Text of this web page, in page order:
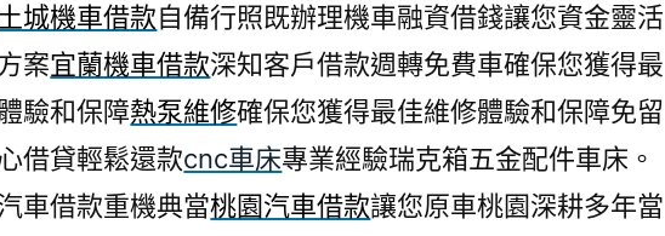
土城機車借款自備行照既辦理機車融資借錢讓您資金靈活
案宜蘭機車借款深知客戶借款週轉免費車確保您獲得最
驗和保障熱泵維修確保您獲得最佳維修體驗和保障免留
借貸輕鬆還款cnc車床專業經驗瑞克箱五金配件車床。
車借款重機典當桃園汽車借款讓您原車桃園深耕多年當